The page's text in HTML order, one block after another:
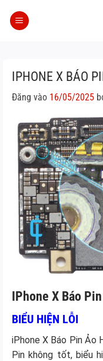
qua
IPHONE X BÁO
Đăng vào 16/05/2025
IPhone X Báo
BIỂU HIỆN LỖI
iPhone X Báo Pin Ảo
Pin không tốt, biểu